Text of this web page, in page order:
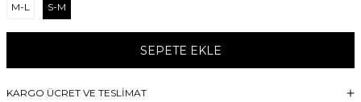
M-L S-M
SEPETE EKLE
KARGO ÜCRET VE TESLİMAT